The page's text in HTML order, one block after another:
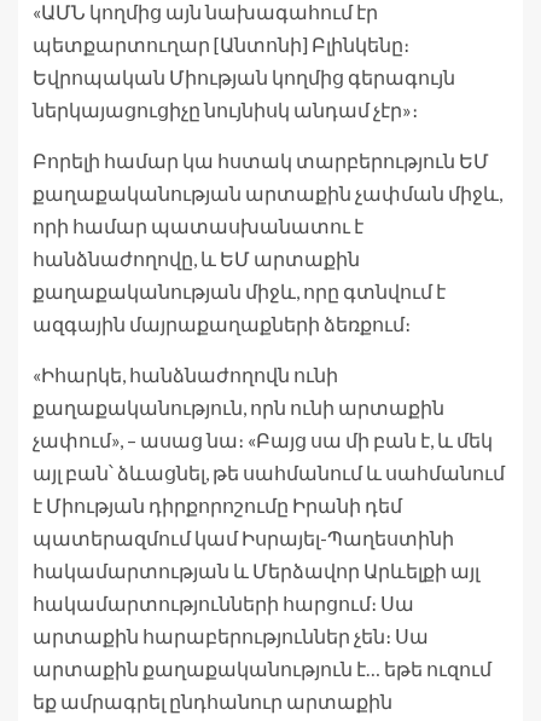
«ԱՄՆ կողմից այն նախագահում էր
պետքարտուղար [Անտոնի] Բլինկենը։
Եվրոպական Միության կողմից գերագույն
ներկայացուցիչը նույնիսկ անդամ չէր»։
Բորելի համար կա հստակ տարբերություն ԵՄ
քաղաքականության արտաքին չափման միջև,
որի համար պատասխանատու է
հանձնաժողովը, և ԵՄ արտաքին
քաղաքականության միջև, որը գտնվում է
ազգային մայրաքաղաքների ձեռքում։
«Իհարկե, հանձնաժողովն ունի
քաղաքականություն, որն ունի արտաքին
չափում», – ասաց նա։ «Բայց սա մի բան է, և մեկ
այլ բան՝ ձևացնել, թե սահմանում և սահմանում
է Միության դիրքորոշումը Իրանի դեմ
պատերազմում կամ Իսրայել-Պաղեստինի
հակամարտության և Մերձավոր Արևելքի այլ
հակամարտությունների հարցում։ Սա
արտաքին հարաբերություններ չեն։ Սա
արտաքին քաղաքականություն է… եթե ուզում
եք ամրագրել ընդհանուր արտաքին